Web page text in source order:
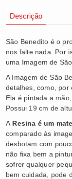
Descrição
São Benedito é o
nos falte nada. Por
uma Imagem de
A Imagem de São
detalhes, como, por
Ela é pintada a
Possui 19 cm de
A Resina é um
comparado às
desbotam com
não fixa bem a
sofrer qualquer
bem cuidada, pode